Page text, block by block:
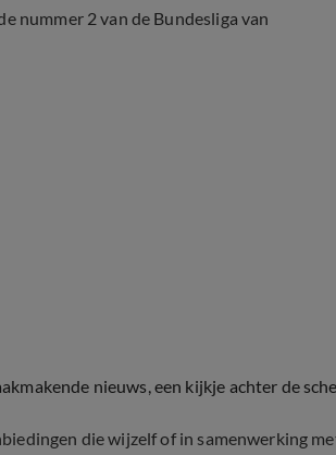
nummer 2 van de Bundesliga van
nieuws, een kijkje achter de
die wijzelf of in samenwerking